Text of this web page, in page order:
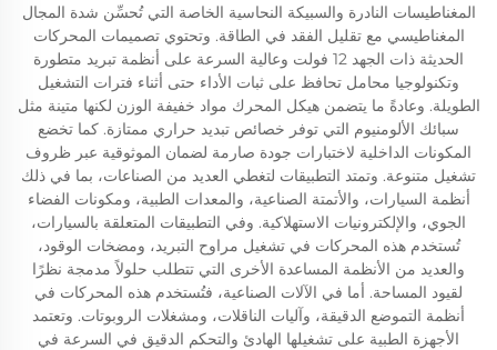
المغناطيسات النادرة والسبيكة النحاسية الخاصة التي تُحسِّن شدة المجال
المغناطيسي مع تقليل الفقد في الطاقة. وتحتوي تصميمات المحركات
الحديثة ذات الجهد 12 فولت وعالية السرعة على أنظمة تبريد متطورة
وتكنولوجيا محامل تحافظ على ثبات الأداء حتى أثناء فترات التشغيل
الطويلة. وعادةً ما يتضمن هيكل المحرك مواد خفيفة الوزن لكنها متينة مثل
سبائك الألومنيوم التي توفر خصائص تبديد حراري ممتازة. كما تخضع
المكونات الداخلية لاختبارات جودة صارمة لضمان الموثوقية عبر ظروف
تشغيل متنوعة. وتمتد التطبيقات لتغطي العديد من الصناعات، بما في ذلك
أنظمة السيارات، والأتمتة الصناعية، والمعدات الطبية، ومكونات الفضاء
الجوي، والإلكترونيات الاستهلاكية. وفي التطبيقات المتعلقة بالسيارات،
تُستخدم هذه المحركات في تشغيل مراوح التبريد، ومضخات الوقود،
والعديد من الأنظمة المساعدة الأخرى التي تتطلب حلولاً مدمجة نظرًا
لقيود المساحة. أما في الآلات الصناعية، فتُستخدم هذه المحركات في
أنظمة التموضع الدقيقة، وآليات الناقلات، ومشغلات الروبوتات. وتعتمد
الأجهزة الطبية على تشغيلها الهادئ والتحكم الدقيق في السرعة في